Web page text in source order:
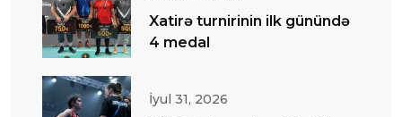
Xatirə turnirinin ilk günündə
4 medal
İyul 31, 2026